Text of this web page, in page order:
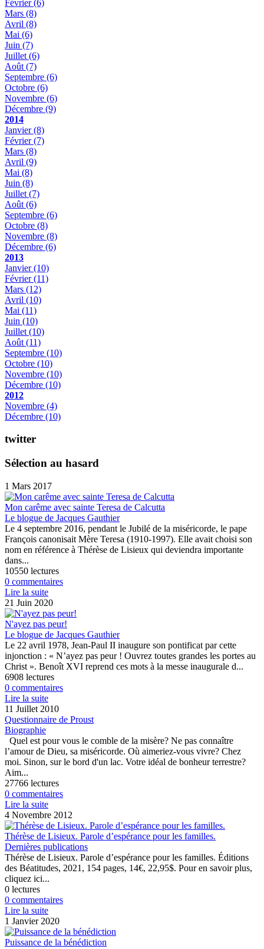
Février(6)
Mars (8)
Avril (8)
Mai (6)
Juin (7)
Juillet (6)
Août (7)
Septembre (6)
Octobre (6)
Novembre (6)
Décembre (9)
2014
Janvier(8)
Février(7)
Mars (8)
Avril (9)
Mai (8)
Juin (8)
Juillet (7)
Août (6)
Septembre (6)
Octobre (8)
Novembre (8)
Décembre (6)
2013
Janvier(10)
Février(11)
Mars (12)
Avril (10)
Mai (11)
Juin (10)
Juillet (10)
Août (11)
Septembre (10)
Octobre (10)
Novembre (10)
Décembre (10)
2012
Novembre (4)
Décembre (10)
twitter
Sélection au hasard
1 Mars 2017
Mon carême avec sainte Teresa de Calcutta
Le blogue de Jacques Gauthier
Le 4 septembre 2016, pendant le Jubilé de la miséricorde, le pape
François canonisait Mère Teresa (1910-1997). Elle avait choisi son
nom en référence à Thérèse de Lisieux qui deviendra importante
dans...
10550 lectures
0 commentaires
Lire la suite
21 Juin 2020
N'ayez pas peur!
Le blogue de Jacques Gauthier
Le 22 avril 1978, Jean-Paul II inaugure son pontificat par cette
injonction : « N’ayez pas peur ! Ouvrez toutes grandes les portes au
Christ ». Benoît XVI reprend ces mots à la messe inaugurale d...
6908 lectures
0 commentaires
Lire la suite
11 Juillet 2010
Questionnaire de Proust
Biographie
Quel est pour vous le comble de la misère? Ne pas connaître
l’amour de Dieu, sa miséricorde. Où aimeriez-vous vivre? Chez
moi. Sinon, sur le bord d'un lac. Votre idéal de bonheur terrestre?
Aim...
27766 lectures
0 commentaires
Lire la suite
4 Novembre 2012
Thérèse de Lisieux. Parole d’espérance pour les familles.
Dernières publications
Thérèse de Lisieux. Parole d’espérance pour les familles. Éditions
des Béatitudes, 2021, 154 pages, 14€, 22,95$. Pour en savoir plus,
cliquez ici...
0 lectures
0 commentaires
Lire la suite
1 Janvier 2020
Puissance de la bénédiction